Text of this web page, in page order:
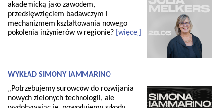
akademicką jako zawodem,
przedsięwzięciem badawczym i
mechanizmem kształtowania nowego
pokolenia inżynierów w regionie? [więcej]
WYKŁAD SIMONY IAMMARINO
„Potrzebujemy surowców do rozwijania
nowych zielonych technologii, ale